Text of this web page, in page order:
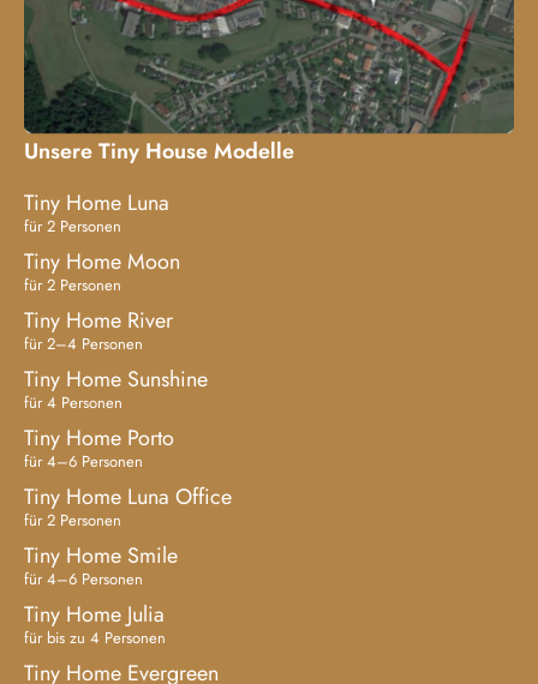
Unsere Tiny House Modelle
Tiny Home Luna
für 2 Personen
Tiny Home Moon
für 2 Personen
Tiny Home River
für 2–4 Personen
Tiny Home Sunshine
für 4 Personen
Tiny Home Porto
für 4–6 Personen
Tiny Home Luna Office
für 2 Personen
Tiny Home Smile
für 4–6 Personen
Tiny Home Julia
für bis zu 4 Personen
Tiny Home Evergreen